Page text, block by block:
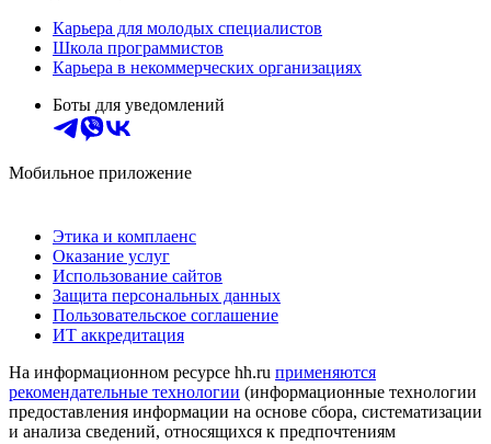
Карьера для молодых специалистов
Школа программистов
Карьера в некоммерческих организациях
Боты для уведомлений
Мобильное приложение
Этика и комплаенс
Оказание услуг
Использование сайтов
Защита персональных данных
Пользовательское соглашение
ИТ аккредитация
На информационном ресурсе hh.ru применяются
рекомендательные технологии (информационные технологии
предоставления информации на основе сбора, систематизации
и анализа сведений, относящихся к предпочтениям